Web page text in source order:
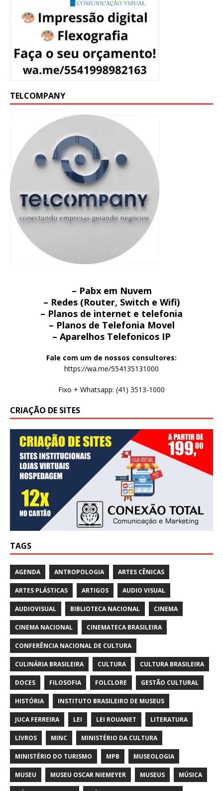
TELCOMPANY
– Pabx em Nuvem
– Redes (Router, Switch e Wifi)
– Planos de internet e telefonia
– Planos de Telefonia Movel
– Aparelhos Telefonicos IP
Fale com um de nossos consultores:
https://wa.me/554135131000
Fixo + Whatsapp: (41) 3513-1000
CRIAÇÃO DE SITES
TAGS
AGENDA ANTROPOLOGIA ARTES CÊNICAS
ARTES PLÁSTICAS ARTIGOS AUDIO VISUAL
AUDIOVISUAL BIBLIOTECA NACIONAL CINEMA
CINEMA NACIONAL CINEMATECA BRASILEIRA
CONFERÊNCIA NACIONAL DE CULTURA
CULINÁRIA BRASILEIRA CULTURA CULTURA BRASILEIRA
DOCES FILOSOFIA FOLCLORE GESTÃO CULTURAL
HISTÓRIA INSTITUTO BRASILEIRO DE MUSEUS
JUCA FERREIRA LEI LEI ROUANET LITERATURA
LIVROS MINC MINISTÉRIO DA CULTURA
MINISTÉRIO DO TURISMO MPB MUSEOLOGIA
MUSEU MUSEU OSCAR NIEMEYER MUSEUS MÚSICA